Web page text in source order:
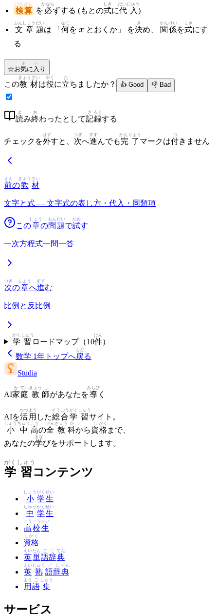
検算
けんざん
を 必
かなら
ずする (もとの式
しき
に代入
だいにゅう
)
文章
ぶんしょう
題
だい
は 「 何
なに
を x
x とおくか」 を決
き
め、 関係
かんけい
を式
しき
にす
る
☆お気
き
に 入
い
り
この教材
きょうざい
は役
やく
に立
た
ちましたか？ 👍 Good 👎 Bad
読
よ
み終
お
わったとして記
き
録
ろく
する
チェックを外
はず
すと、 次
つぎ
へ進
すす
んでも完了
かんりょう
マークは付
つ
きません
前
まえ
の教
きょう
材
ざい
文字と式 — 文字式の表し方・代入・同類項
この章
しょう
の問
もん
題
だい
で試
ため
す
一次方程式一問一答
次
つぎ
の章
しょう
へ進
すす
む
比例と反比例
学
がく
習
しゅう
ロードマップ（10件
けん
）
数学 1年 トップへ戻
もど
る
Studia
AI家
か
庭
てい
教
きょう
師
し
があなたを導
みちび
く
AIを活
かつ
用
よう
した総
そう
合
ごう
学
がく
習
しゅう
サイト。
小
しょう
中
ちゅう
高
こう
の全
ぜん
教
きょう
科
か
から資
し
格
かく
まで、
あなたの学
まな
びをサポートします。
学
がく
習
しゅう
コンテンツ
小
しょう
学
がく
生
せい
中
ちゅう
学
がく
生
せい
高
こう
校
こう
生
せい
資格
しかく
英
えい
単
たん
語
ご
辞
じ
典
てん
英
えい
熟
じゅく
語
ご
辞
じ
典
てん
用
よう
語
ご
集
しゅう
サービス